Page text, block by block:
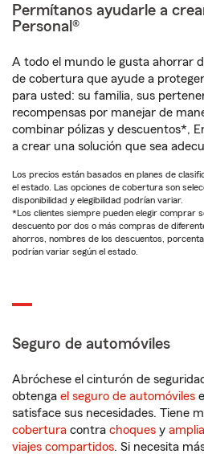
Permítanos ayudarle a
Personal®
A todo el mundo le gusta ahorrar
de cobertura que ayude a
para usted: su familia, sus
recompensas por manejar de
combinar pólizas y descuentos*,
a crear una solución que sea
Los precios están basados en planes de
el estado. Las opciones de cobertura son
disponibilidad y elegibilidad podrían variar.
*Los clientes siempre pueden elegir comprar
descuento por dos o más compras de
ahorros, nombres de los descuentos,
podrían variar según el estado.
Seguro de automóviles
Abróchese el cinturón de
obtenga el seguro de automóviles
satisface sus necesidades. Tiene
cobertura contra choques y
viajes compartidos. Si necesita